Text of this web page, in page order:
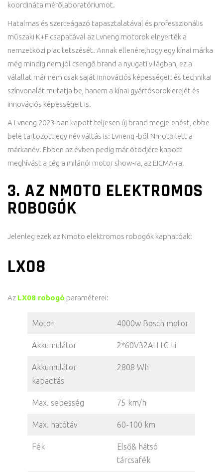
koordináta mérőlaboratóriumot.
Hatalmas és szerteágazó tapasztalatával és professzionális
műszaki K+F csapatával az Lvneng motorok elnyerték a
nemzetközi piac tetszését. Annak ellenére,hogy egy kínai márka
még mindig nem jól csengő brand a nyugati világban, ez a
válallat már nem csak saját innovációs képességeit és technikai
színvonalát mutatja be, hanem a kínai gyártósorok erejét és
innovációs képességeit is.
A Lvneng 2023-ban kapott teljesen új brand megjelenést, ebbe
bele tartozott egy név váltás is: Lvneng -ből Nmoto lett a
márkanév. Ebben az évben pedig már ötödjére kapott
meghívást a cég a milánói motor show-ra, az EICMA-ra.
3. AZ NMOTO ELEKTROMOS
ROBOGÓK
Jelenleg ezek az Nmoto elektromos robogók kaphatóak:
LX08
Az LX08 robogó paraméterei:
Motor 4000w Bosch motor
Akkumulátor 2*60V32AH LG Li
Akkumulátor
kapacitás
2808 Wh
Max. sebesség 75 km/h
Max. hatótáv 60-100 km
Fék
Első& hátsó
tárcsafék